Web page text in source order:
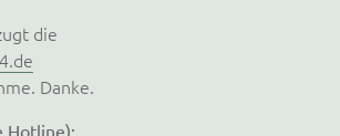
die
Danke.
Hotline):